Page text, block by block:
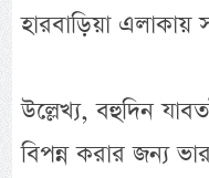
হারবাড়িয়া এলাকায়
উল্লেখ্য, বহুদিন
বিপন্ন করার জন্য